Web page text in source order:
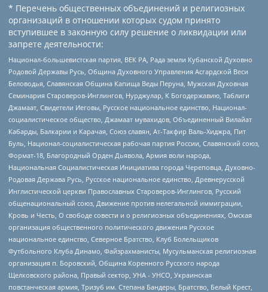
* Перечень общественных объединений и религиозных
организаций в отношении которых судом принято
вступившее в законную силу решение о ликвидации или
запрете деятельности:
Национал-большевистская партия, ВЕК РА, Рада земли Кубанской Духовно
Родовой Державы Русь, Община Духовного Управления Асгардской Веси
Беловодья, Славянская Община Капища Веды Перуна, Мужская Духовная
Семинария Староверов-Инглингов, Нурджулар, К Богодержавию, Таблиги
Джамаат, Свидетели Иеговы, Русское национальное единство, Национал-
социалистическое общество, Джамаат мувахидов, Объединенный Вилайат
Кабарды, Балкарии и Карачая, Союз славян, Ат-Такфир Валь-Хиджра, Пит
Буль, Национал-социалистическая рабочая партия России, Славянский союз,
Формат-18, Благородный Орден Дьявола, Армия воли народа,
Национальная Социалистическая Инициатива города Череповца, Духовно-
Родовая Держава Русь, Русское национальное единство, Древнерусской
Инглистической церкви Православных Староверов-Инглингов, Русский
общенациональный союз, Движение против нелегальной иммиграции,
Кровь и Честь, О свободе совести и о религиозных объединениях, Омская
организация общественного политического движения Русское
национальное единство, Северное Братство, Клуб Болельщиков
Футбольного Клуба Динамо, Файзрахманисты, Мусульманская религиозная
организация п. Боровский, Община Коренного Русского народа
Щелковского района, Правый сектор, УНА - УНСО, Украинская
повстанческая армия, Тризуб им. Степана Бандеры, Братство, Белый Крест,